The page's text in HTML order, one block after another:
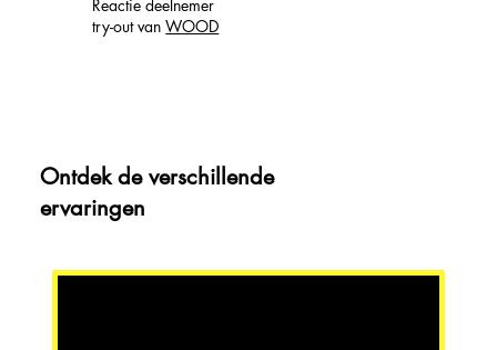
Reactie deelnemer
try-out vanWOOD
Ontdek de verschillende
ervaringen